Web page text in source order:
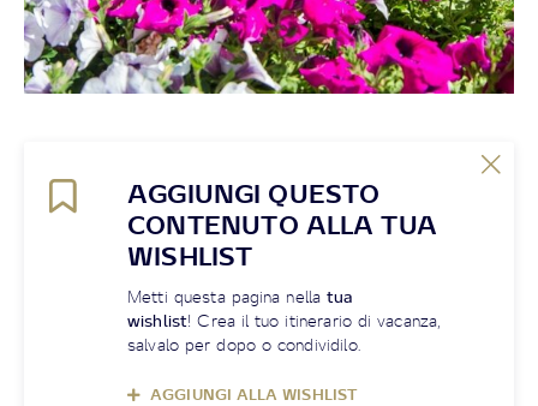
AGGIUNGI QUESTO
CONTENUTO ALLA TUA
WISHLIST
Metti questa pagina nellatua
wishlist! Crea il tuo itinerario di vacanza,
salvalo per dopo o condividilo.
AGGIUNGI ALLA WISHLIST